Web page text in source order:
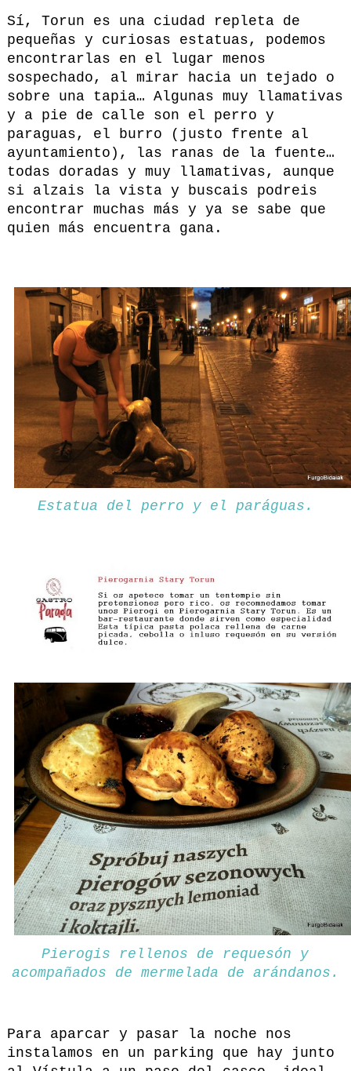
Sí, Torun es una ciudad repleta de
pequeñas y curiosas estatuas, podemos
encontrarlas en el lugar menos
sospechado, al mirar hacia un tejado o
sobre una tapia… Algunas muy llamativas
y a pie de calle son el perro y
paraguas, el burro (justo frente al
ayuntamiento), las ranas de la fuente…
todas doradas y muy llamativas, aunque
si alzais la vista y buscais podreis
encontrar muchas más y ya se sabe que
quien más encuentra gana.
Estatua del perro y el paráguas.
Pierogis rellenos de requesón y
acompañados de mermelada de arándanos.
Para aparcar y pasar la noche nos
instalamos en un parking que hay junto